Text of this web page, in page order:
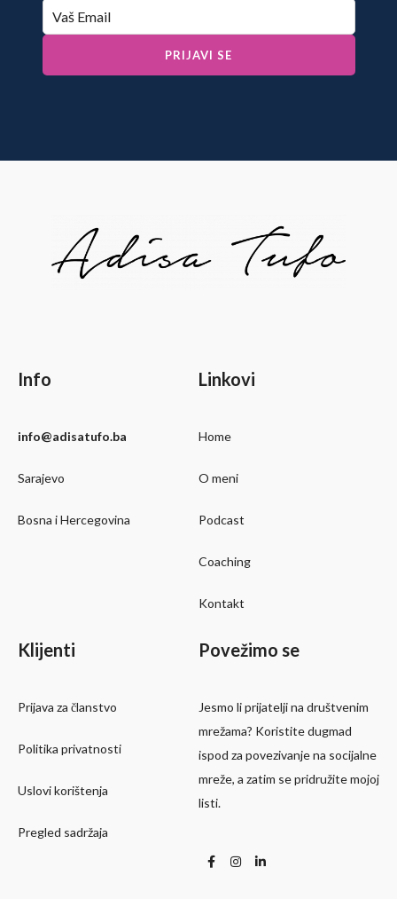
Info
info@adisatufo.ba
Sarajevo
Bosna i Hercegovina
Linkovi
Home
O meni
Podcast
Coaching
Kontakt
Klijenti
Prijava za članstvo
Politika privatnosti
Uslovi korištenja
Pregled sadržaja
Povežimo se
Jesmo li prijatelji na društvenim
mrežama? Koristite dugmad
ispod za povezivanje na socijalne
mreže, a zatim se pridružite mojoj
listi.